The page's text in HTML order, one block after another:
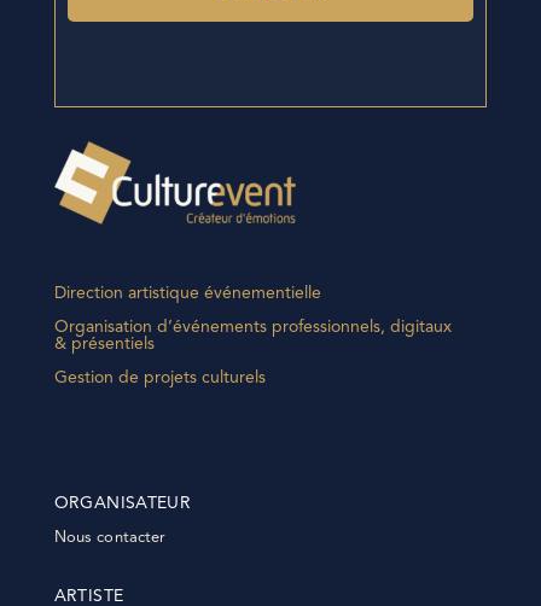
Direction artistique événementielle
Organisation d’événements professionnels, digitaux
& présentiels
Gestion de projets culturels
ORGANISATEUR
Nous contacter
ARTISTE